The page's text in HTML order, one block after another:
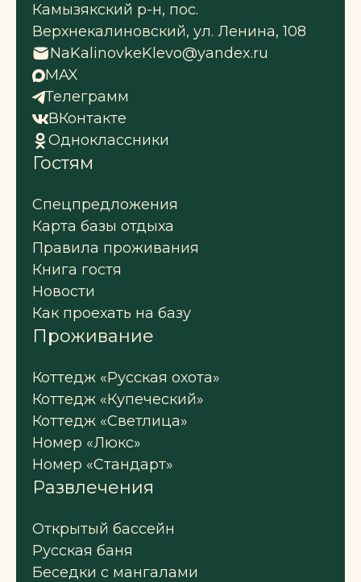
Камызякский р-н, пос.
Верхнекалиновский, ул. Ленина, 108
NaKalinovkeKlevo@yandex.ru
MAX
Телеграмм
ВКонтакте
Одноклассники
Гостям
Спецпредложения
Карта базы отдыха
Правила проживания
Книга гостя
Новости
Как проехать на базу
Проживание
Коттедж «Русская охота»
Коттедж «Купеческий»
Коттедж «Светлица»
Номер «Люкс»
Номер «Стандарт»
Развлечения
Открытый бассейн
Русская баня
Беседки с мангалами